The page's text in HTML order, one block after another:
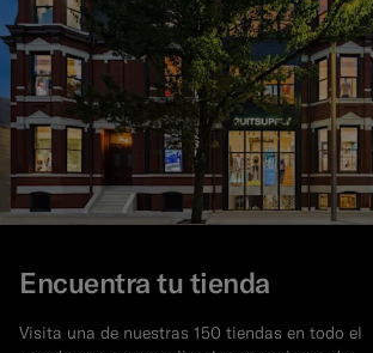
Encuentra tu tienda
Visita una de nuestras 150 tiendas en todo el